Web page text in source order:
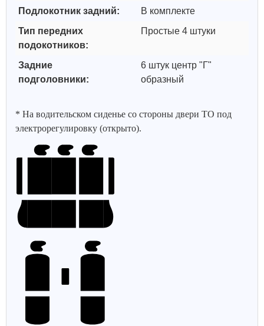
Подлокотник задний:
В комплекте
Тип передних
подокотников:
Простые 4 штуки
Задние
подголовники:
6 штук центр "Г"
образный
* На водительском сиденье со стороны двери ТО под
электрорегулировку (открыто).